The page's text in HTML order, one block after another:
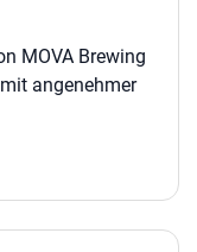
MOVA Brewing
angenehmer